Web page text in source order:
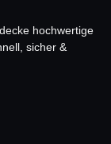
hochwertige
sicher &